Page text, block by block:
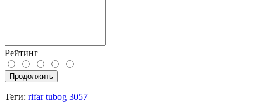
Рейтинг
Продолжить
Теги: rifar tubog 3057